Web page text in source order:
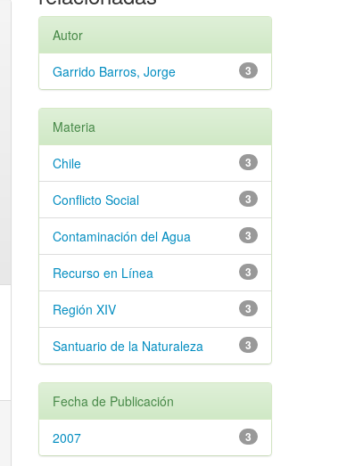
Autor
3
Garrido Barros, Jorge
Materia
3
Chile
3
Conflicto Social
3
Contaminación del Agua
3
Recurso en Línea
3
Región XIV
3
Santuario de la Naturaleza
Fecha de Publicación
3
2007